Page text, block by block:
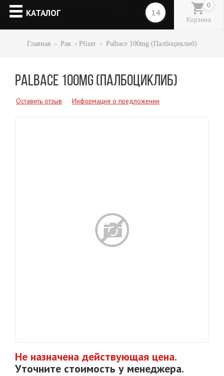
КАТАЛОГ
0
Корзина
Главная Рак Pfizer Palbace 100mg (Палбоциклиб)
PALBACE 100MG (ПАЛБОЦИКЛИБ)
Оставить отзыв Информация о предложении
Не назначена действующая цена.
Уточните стоимость у менеджера.